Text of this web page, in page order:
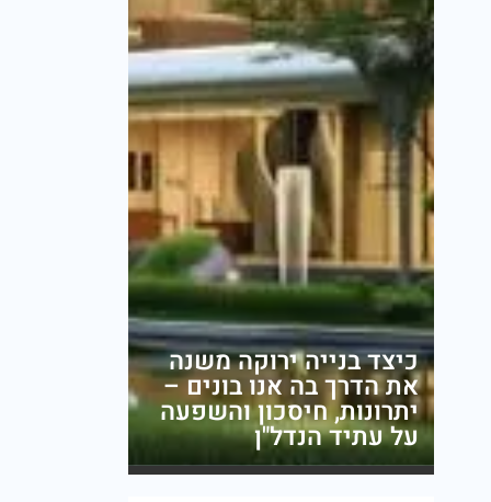
כיצד בנייה ירוקה משנה
את הדרך בה אנו בונים –
יתרונות, חיסכון והשפעה
על עתיד הנדל"ן